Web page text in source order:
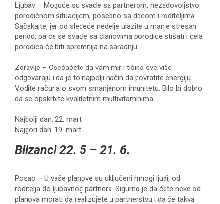
Ljubav – Moguće su svađe sa partnerom, nezadovoljstvo
porodičnom situacijom, posebno sa decom i roditeljima.
Sačekajte, jer od sledeće nedelje ulazite u manje stresan
period, pa će se svađe sa članovima porodice stišati i cela
porodica će biti spremnija na saradnju.
Zdravlje – Osećaćete da vam mir i tišina sve više
odgovaraju i da je to najbolji način da povratite energiju.
Vodite računa o svom smanjenom imunitetu. Bilo bi dobro
da se opskrbite kvalitetnim multivitaminima.
Najbolji dan: 22. mart
Najgori dan: 19. mart
Blizanci 22. 5 – 21. 6.
Posao – U vaše planove su uključeni mnogi ljudi, od
roditelja do ljubavnog partnera. Sigurno je da ćete neke od
planova morati da realizujete u partnerstvu i da će takva